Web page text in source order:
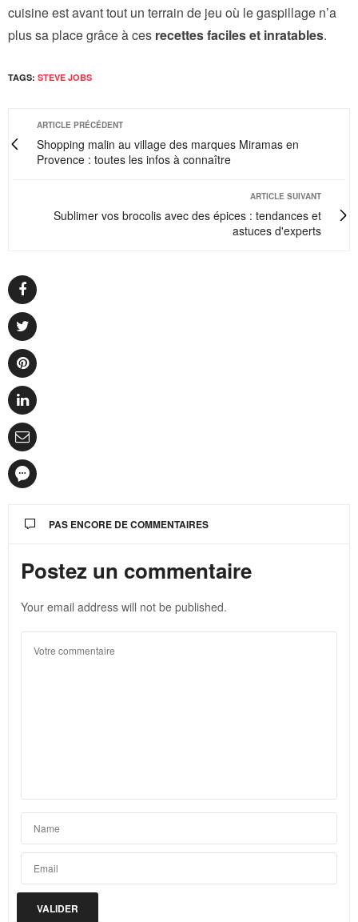
cuisine est avant tout un terrain de jeu où le gaspillage n’a
plus sa place grâce à ces recettes faciles et inratables.
TAGS: STEVE JOBS
ARTICLE PRÉCÉDENT
Shopping malin au village des marques Miramas en
Provence : toutes les infos à connaître
ARTICLE SUIVANT
Sublimer vos brocolis avec des épices : tendances et
astuces d'experts
PAS ENCORE DE COMMENTAIRES
Postez un commentaire
Your email address will not be published.